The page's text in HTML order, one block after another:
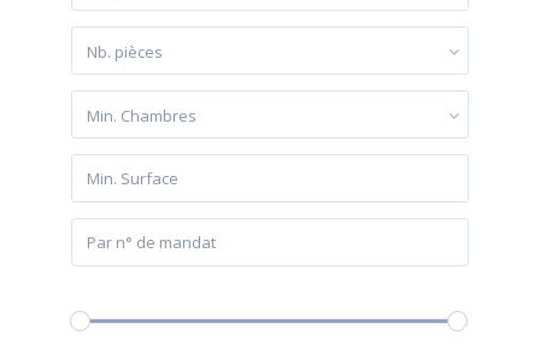
Nb. pièces
Min. Chambres